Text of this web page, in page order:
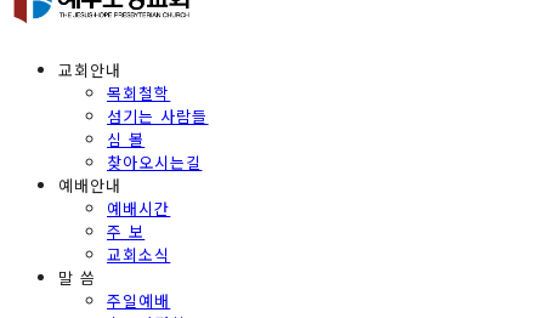
교회안내
목회철학
섬기는 사람들
심 볼
찾아오시는길
예배안내
예배시간
주 보
교회소식
말 씀
주일예배